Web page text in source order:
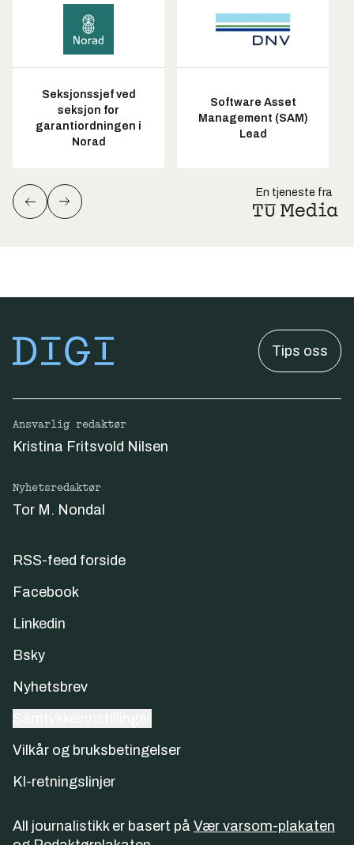
Seksjonssjef ved
seksjon for
garantiordningen i
Norad
Software Asset
Management (SAM)
Lead
En tjeneste fra
Tips oss
Ansvarlig redaktør
Kristina Fritsvold Nilsen
Nyhetsredaktør
Tor M. Nondal
RSS-feed forside
Facebook
Linkedin
Bsky
Nyhetsbrev
Vilkår og bruksbetingelser
KI-retningslinjer
All journalistikk er basert på Vær varsom-plakaten